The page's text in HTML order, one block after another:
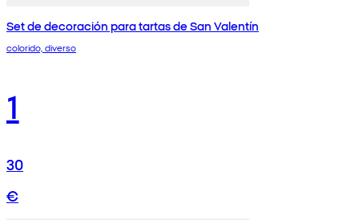
Set de decoración para tartas de San Valentín
colorido, diverso
1
30
€